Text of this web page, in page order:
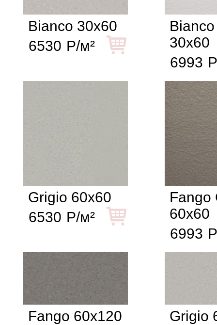
Bianco 30x60
6530 Р/м²
30x60
6993
Grigio 60x60
6530 Р/м²
Fango
60x60
6993
Fango 60x120
Grigio